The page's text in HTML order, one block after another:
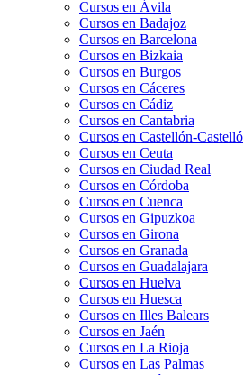
Cursos en Ávila
Cursos en Badajoz
Cursos en Barcelona
Cursos en Bizkaia
Cursos en Burgos
Cursos en Cáceres
Cursos en Cádiz
Cursos en Cantabria
Cursos en Castellón-Castelló
Cursos en Ceuta
Cursos en Ciudad Real
Cursos en Córdoba
Cursos en Cuenca
Cursos en Gipuzkoa
Cursos en Girona
Cursos en Granada
Cursos en Guadalajara
Cursos en Huelva
Cursos en Huesca
Cursos en Illes Balears
Cursos en Jaén
Cursos en La Rioja
Cursos en Las Palmas